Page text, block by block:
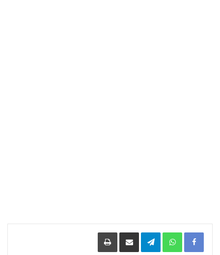
Facebook
WhatsApp
Telegramمشاركة عبر البريد طباعة